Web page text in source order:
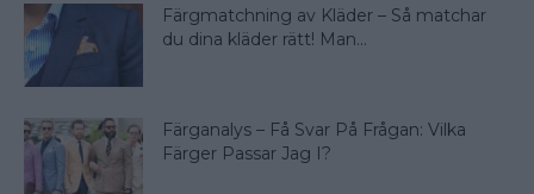
Färgmatchning av Kläder – Så matchar
du dina kläder rätt! Man...
Färganalys – Få Svar På Frågan: Vilka
Färger Passar Jag I?